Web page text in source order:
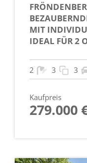
MIT
IDEAL FÜR 2
2 3 3
Kaufpreis
279.000